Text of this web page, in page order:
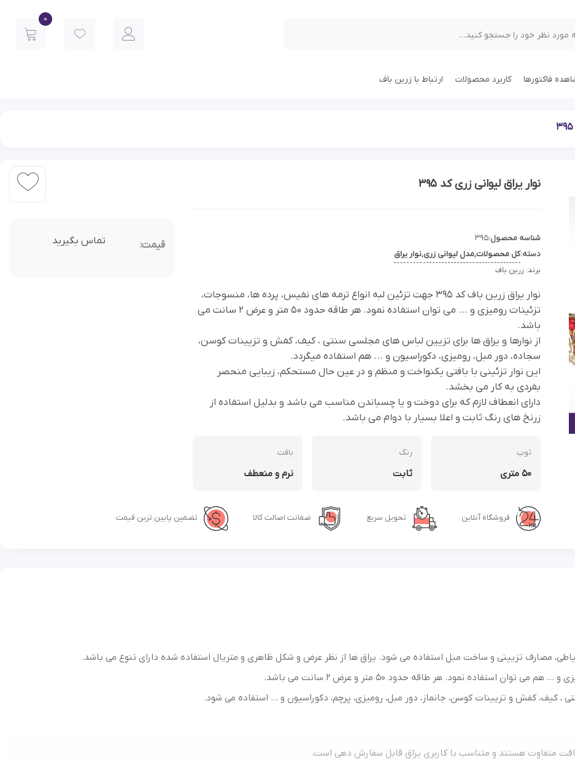
0
فاکتورها کاربرد محصولات ارتباط با زرین باف
نوار یراق لیوانی زری کد 395
شناسه محصول:395
دسته:کل محصولات,مدل لیوانی زری,نوار یراق
برند: زرین باف
نوار یراق زرین باف کد 395 جهت تزئین لبه انواع ترمه های نفیس، پرده ها، منسوجات،
تزئینات رومیزی و ... می توان استفاده نمود. هر طاقه حدود 50 متر و عرض 2 سانت می
باشد.
از نوارها و یراق ها برای تزیین لباس های مجلسی سنتی ، کیف، کفش و تزیینات کوسن،
سجاده، دور مبل، رومیزی، دکوراسیون و ... هم استفاده میگردد.
این نوار تزئینی با بافتی یکنواخت و منظم و در عین حال مستحکم، زیبایی منحصر
بفردی به کار می بخشد.
دارای انعطاف لازم که برای دوخت و یا چسباندن مناسب می باشد و بدلیل استفاده از
زرنخ های رنگ ثابت و اعلا بسیار با دوام می باشد.
توپ
50 متری
رنگ
ثابت
بافت
نرم و منعطف
قیمت: تماس بگیرید
فروشگاه آنلاین تحویل سریع ضمانت اصالت کالا تضمین پایین ترین قیمت
مصارف تزیینی و ساخت مبل استفاده می شود. یراق ها از نظر عرض و شکل ظاهری و متریال استفاده شده دارای تنوع می باشد.
استفاده نمود. هر طاقه حدود 50 متر و عرض 2 سانت می باشد.
، کیف، کفش و تزیینات کوسن، جانماز، دور مبل، رومیزی، پرچم، دکوراسیون و … استفاده می شود.
متفاوت هستند و متناسب با کاربری یراق قابل سفارش دهی است.